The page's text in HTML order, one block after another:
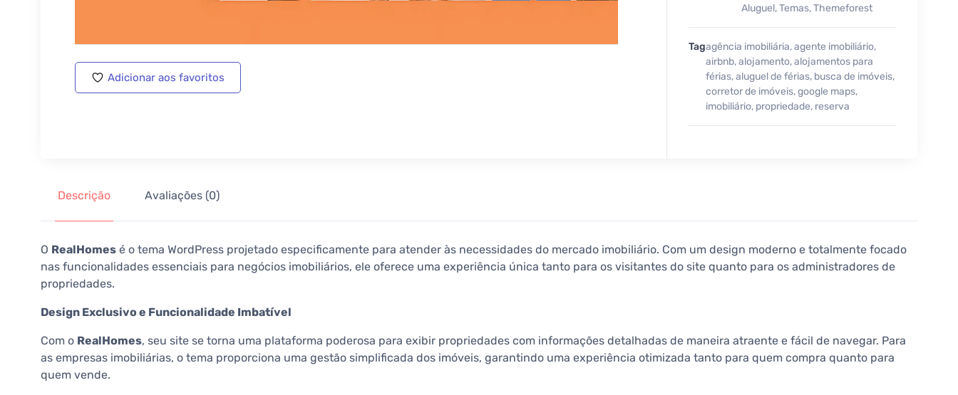
Adicionar aos favoritos
Aluguel,Temas,Themeforest
Tagagência imobiliária,agente imobiliário,
airbnb,alojamento,alojamentos para
férias,aluguel de férias, busca de imóveis,
corretor de imóveis,google maps,
imobiliário, propriedade, reserva
Descrição Avaliações (0)
O RealHomes é o tema WordPress projetado especificamente para atender às necessidades do mercado imobiliário. Com um design moderno e totalmente focado
nas funcionalidades essenciais para negócios imobiliários, ele oferece uma experiência única tanto para os visitantes do site quanto para os administradores de
propriedades.
Design Exclusivo e Funcionalidade Imbatível
Com o RealHomes, seu site se torna uma plataforma poderosa para exibir propriedades com informações detalhadas de maneira atraente e fácil de navegar. Para
as empresas imobiliárias, o tema proporciona uma gestão simplificada dos imóveis, garantindo uma experiência otimizada tanto para quem compra quanto para
quem vende.